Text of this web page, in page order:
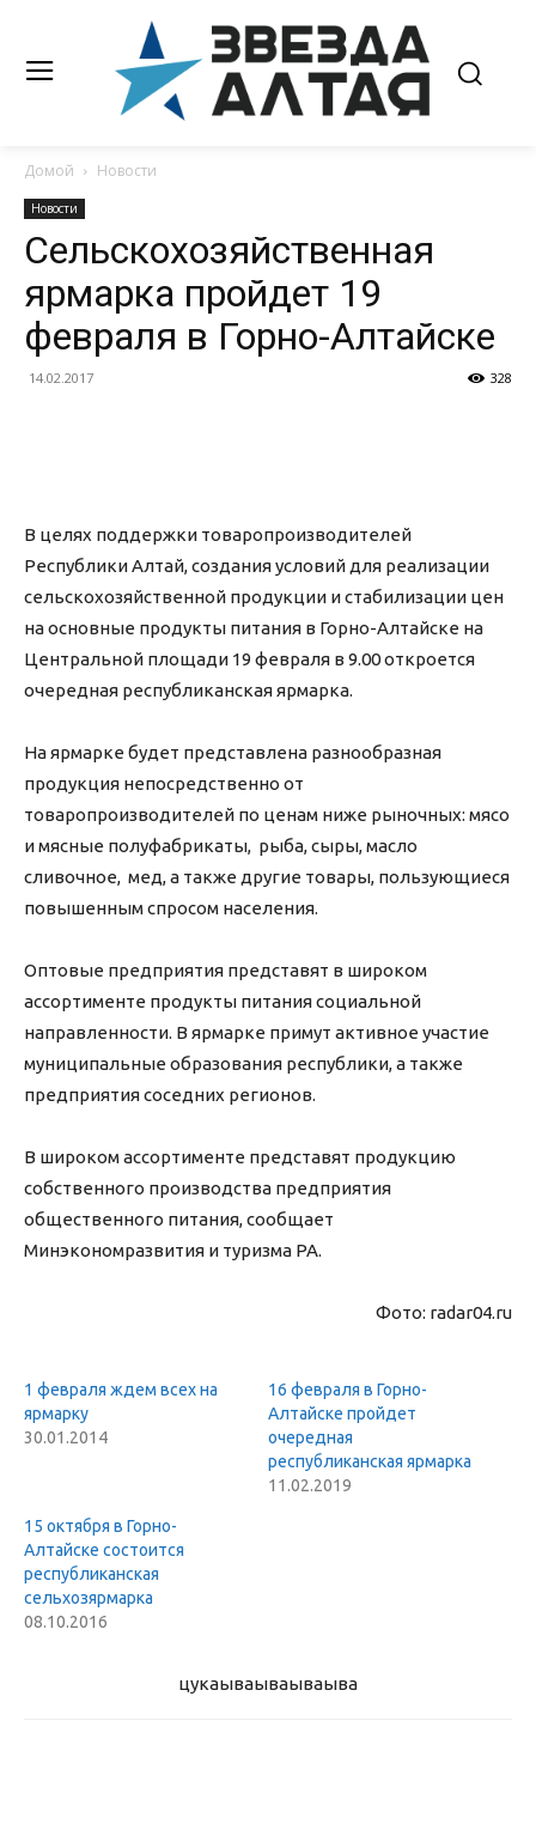
Домой Новости
Новости
Сельскохозяйственная
ярмарка пройдет 19
февраля в Горно-Алтайске
14.02.2017 328
В целях поддержки товаропроизводителей
Республики Алтай, создания условий для реализации
сельскохозяйственной продукции и стабилизации цен
на основные продукты питания в Горно-Алтайске на
Центральной площади 19 февраля в 9.00 откроется
очередная республиканская ярмарка.
На ярмарке будет представлена разнообразная
продукция непосредственно от
товаропроизводителей по ценам ниже рыночных: мясо
и мясные полуфабрикаты, рыба, сыры, масло
сливочное, мед, а также другие товары, пользующиеся
повышенным спросом населения.
Оптовые предприятия представят в широком
ассортименте продукты питания социальной
направленности. В ярмарке примут активное участие
муниципальные образования республики, а также
предприятия соседних регионов.
В широком ассортименте представят продукцию
собственного производства предприятия
общественного питания, сообщает
Минэкономразвития и туризма РА.
Фото: radar04.ru
1 февраля ждем всех на
ярмарку
30.01.2014
16 февраля в Горно-
Алтайске пройдет
очередная
республиканская ярмарка
11.02.2019
15 октября в Горно-
Алтайске состоится
республиканская
сельхозярмарка
08.10.2016
цукаываываываыва